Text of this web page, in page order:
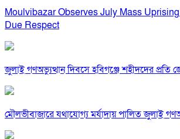
Moulvibazar Observes July Mass
Due Respect
জুলাই গণঅভ্যুত্থান দিবসে হবিগঞ্জে শহীদদের প্রতি
মৌলভীবাজারে যথাযোগ্য মর্যাদায় পালিত জুলাই